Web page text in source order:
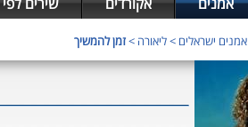
אמנים ישראלים >ליאורה >זמן להמשיך